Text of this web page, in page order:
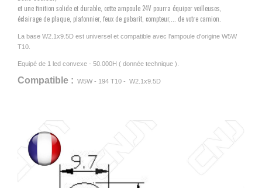
et une finition solide et durable, cette ampoule 24V pourra équiper veilleuses,
éclairage de plaque, plafonnier, feux de gabarit, compteur,... de votre camion.
La base W2.1x9.5D est universel et compatible avec l'ampoule d'origine W5W
T10.
Equipé de 1 led convexe - 50.000H ( donnée technique ).
Compatible : W5W - 194 T10 - W2.1x9.5D